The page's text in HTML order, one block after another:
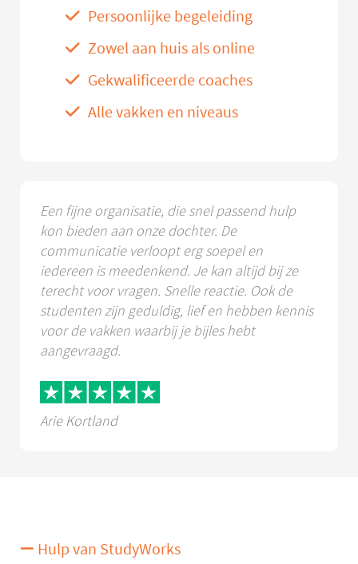
Persoonlijke begeleiding
Zowel aan huis als online
Gekwalificeerde coaches
Alle vakken en niveaus
Een fijne organisatie, die snel passend hulp
kon bieden aan onze dochter. De
communicatie verloopt erg soepel en
iedereen is meedenkend. Je kan altijd bij ze
terecht voor vragen. Snelle reactie. Ook de
studenten zijn geduldig, lief en hebben kennis
voor de vakken waarbij je bijles hebt
aangevraagd.
Arie Kortland
Hulp van StudyWorks